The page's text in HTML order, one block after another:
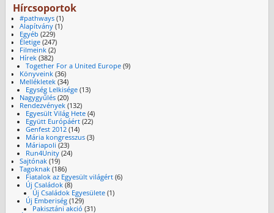
Hírcsoportok
#pathways(1)
Alapítvány(1)
Egyéb (229)
Életige(247)
Filmeink(2)
Hírek(382)
Together For a United Europe (9)
Könyveink(36)
Mellékletek(34)
Egység Lelkisége (13)
Nagygyűlés(20)
Rendezvények(132)
Egyesült Világ Hete (4)
Együtt Európáért (22)
Genfest 2012 (14)
Mária kongresszus (3)
Máriapoli (23)
Run4Unity (24)
Sajtónak(19)
Tagoknak(186)
Fiatalok az Egyesült világért (6)
Új Családok (8)
Új Családok Egyesülete(1)
Új Emberiség (129)
Pakisztáni akció (31)